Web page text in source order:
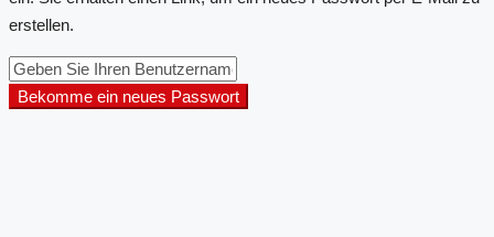
erstellen.
Bekomme ein neues Passwort